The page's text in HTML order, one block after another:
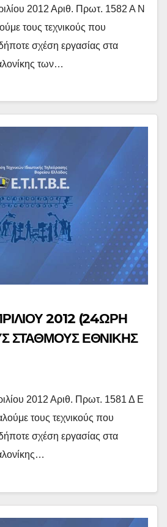
2012 Αριθ. Πρωτ. 1582 Α Ν
τους τεχνικούς που
σχέση εργασίας στα
των…
2012 (24ΩΡΗ
ΣΤΑΘΜΟΥΣ ΕΘΝΙΚΗΣ
2012 Αριθ. Πρωτ. 1581 Δ Ε
τους τεχνικούς που
σχέση εργασίας στα